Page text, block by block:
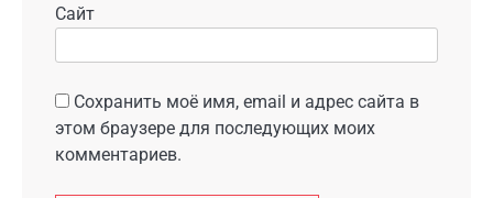
Сайт
Сохранить моё имя, email и адрес сайта в
этом браузере для последующих моих
комментариев.